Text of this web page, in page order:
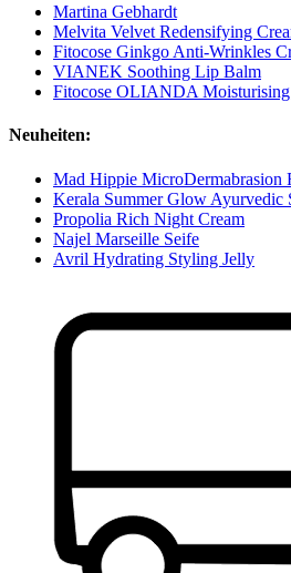
Martina Gebhardt
Melvita Velvet Redensifying
Fitocose Ginkgo Anti-Wrinkles
VIANEK Soothing Lip Balm
Fitocose OLIANDA
Neuheiten:
Mad Hippie MicroDermabrasion
Kerala Summer Glow Ayurvedic
Propolia Rich Night Cream
Najel Marseille Seife
Avril Hydrating Styling Jelly